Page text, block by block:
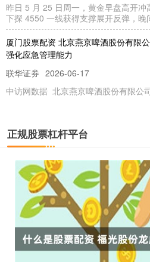
昨日 5 月 25 日周一，黄金早盘高开
下探 4550 一线获得支撑展开反弹，晚
厦门股票配资 北京燕京啤酒股份有限
强化应急管理能力
联华证券 2026-06-17
中访网数据 北京燕京啤酒股份有限公
联华证券 2026-06-24
当今的市场，新能源车竞争异常激烈
间，各类车型百花齐放，配置表上的
炒股融资风险 又是刷单被骗！想做兼
正规股票杠杆平台 2026-06-26
只要动动手指炒股融资风险 就能兼职“
事” 请千万要 警惕警惕再警惕 一 真实
正规股票杠杆平台